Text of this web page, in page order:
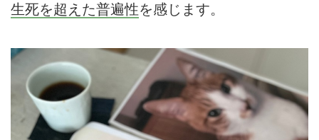
生死を超えた普遍性を感じます。